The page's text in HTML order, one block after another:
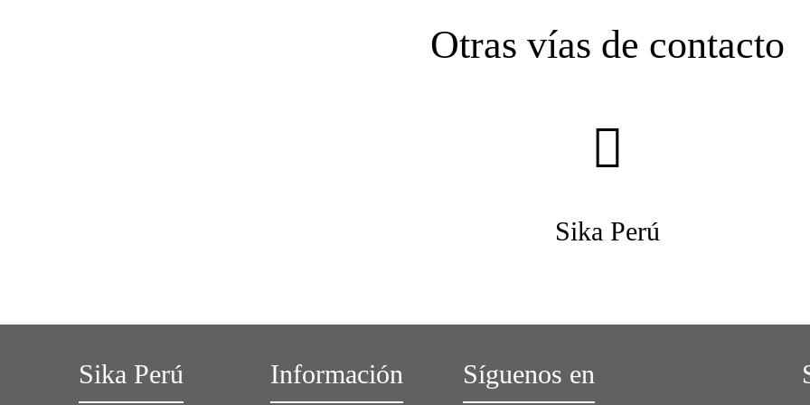
Otras vías de contacto
Sika Perú
Sika Perú Información Síguenos en